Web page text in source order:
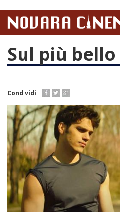
contenuto
Sul più bello
Condividi